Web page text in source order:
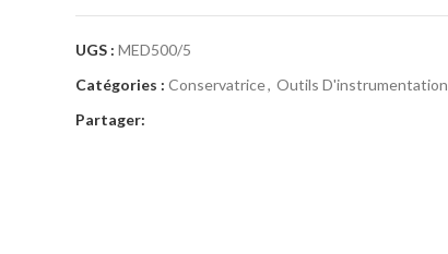
UGS : MED500/5
Catégories : Conservatrice, Outils D'instrumentation
Partager: